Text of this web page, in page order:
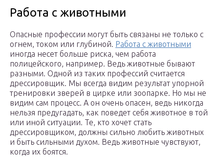
Работа с животными
Опасные профессии могут быть связаны не только с
огнем, током или глубиной. Работа с животными
иногда несет больше риска, чем работа
полицейского, например. Ведь животные бывают
разными. Одной из таких профессий считается
дрессировщик. Мы всегда видим результат упорной
тренировки зверей в цирке или зоопарке. Но мы не
видим сам процесс. А он очень опасен, ведь никогда
нельзя предугадать, как поведет себя животное в той
или иной ситуации. Те, кто хочет стать
дрессировщиком, должны сильно любить животных
и быть сильными духом. Ведь животные чувствуют,
когда их боятся.